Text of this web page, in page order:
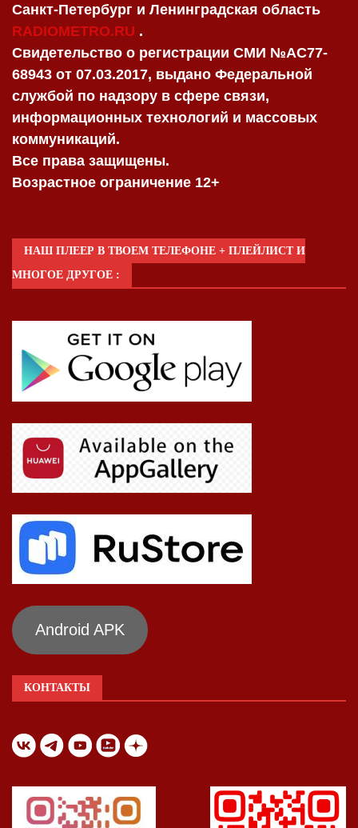
Санкт-Петербург и Ленинградская область
RADIOMETRO.RU .
Свидетельство о регистрации СМИ №AC77-
68943 от 07.03.2017, выдано Федеральной
службой по надзору в сфере связи,
информационных технологий и массовых
коммуникаций.
Все права защищены.
Возрастное ограничение 12+
НАШ ПЛЕЕР В ТВОЕМ ТЕЛЕФОНЕ + ПЛЕЙЛИСТ И
МНОГОЕ ДРУГОЕ :
Android APK
КОНТАКТЫ